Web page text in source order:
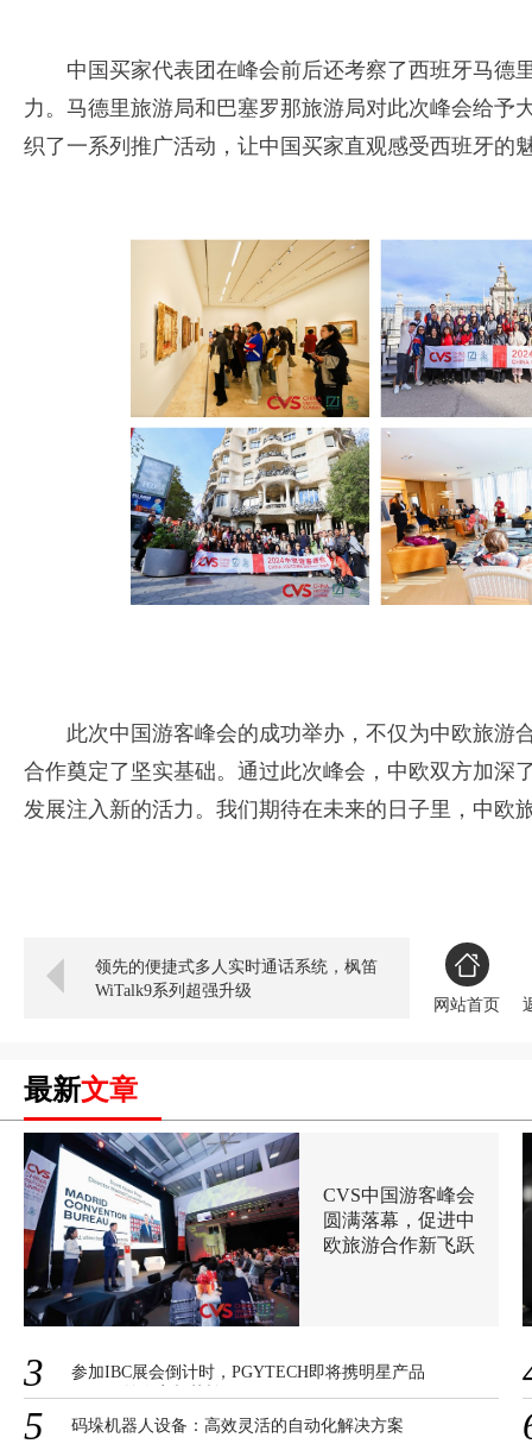
中国买家代表团在峰会前后还考察了西班牙马德
力。马德里旅游局和巴塞罗那旅游局对此次峰会给予
织了一系列推广活动，让中国买家直观感受西班牙的
此次中国游客峰会的成功举办，不仅为中欧旅游
合作奠定了坚实基础。通过此次峰会，中欧双方加深
发展注入新的活力。我们期待在未来的日子里，中欧
领先的便捷式多人实时通话系统，枫笛
WiTalk9系列超强升级
网站首页
最新文章
CVS中国游客峰会
圆满落幕，促进中
欧旅游合作新飞跃
3
参加IBC展会倒计时，PGYTECH即将携明星产品
OnePro首次亮相荷兰
5
码垛机器人设备：高效灵活的自动化解决方案